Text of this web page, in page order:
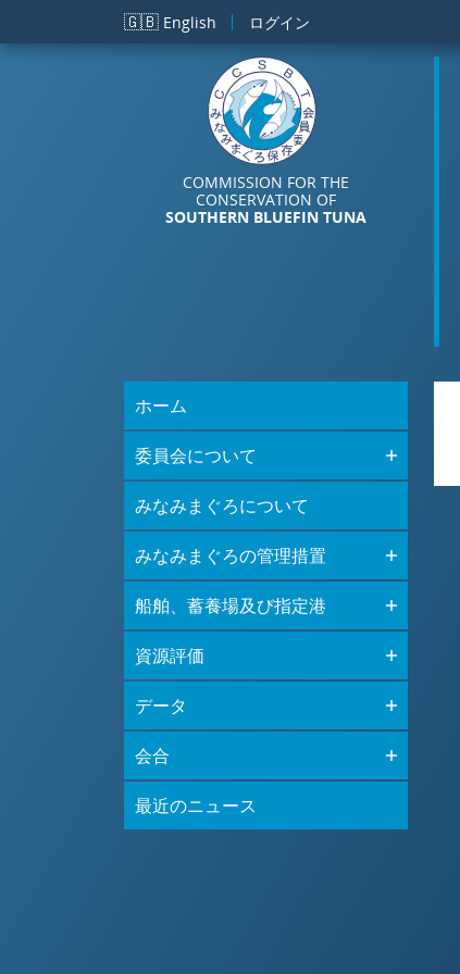
メインコンテンツに移動
🇬🇧 English ログイン
COMMISSION FOR THE
CONSERVATION OF
SOUTHERN BLUEFIN TUNA
ホーム
委員会について
みなみまぐろについて
みなみまぐろの管理措置
船舶、蓄養場及び指定港
資源評価
データ
会合
最近のニュース